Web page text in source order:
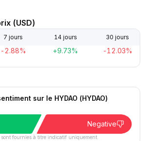
(USD)
7 jours 14 jours 30 jours
-2.88% +9.73% -12.03%
sur le HYDAO (HYDAO)
Negative
sont fournies à titre indicatif uniquement.